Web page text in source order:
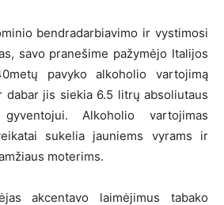
bendradarbiavimo ir vystimosi
savo pranešime pažymėjo Italijos
pavyko alkoholio vartojimą
dabar jis siekia 6.5 litrų absoliutaus
Alkoholio vartojimas
sukelia jauniems vyrams ir
moterims.
akcentavo laimėjimus tabako